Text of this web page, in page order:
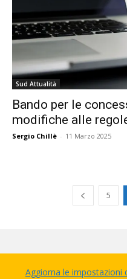
Sud Attualità
Bando per le
modifiche alle
Sergio Chillè - 11 Marzo 2025
5
Aggiorna le impostazioni